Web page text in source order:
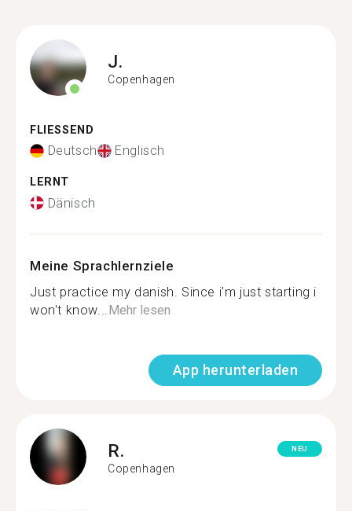
J.
Copenhagen
FLIESSEND
Deutsch Englisch
LERNT
Dänisch
Meine Sprachlernziele
Just practice my danish. Since i'm just starting i
won't know... Mehr lesen
App herunterladen
R.
Copenhagen
NEU